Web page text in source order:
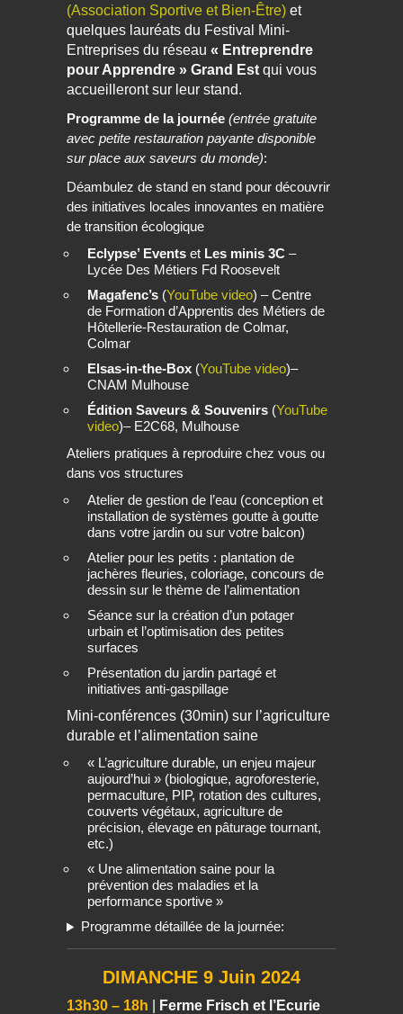
(Association Sportive et Bien-Être) et
quelques lauréats du Festival Mini-
Entreprises du réseau « Entreprendre
pour Apprendre » Grand Est qui vous
accueilleront sur leur stand.
Programme de la journée (entrée gratuite
avec petite restauration payante disponible
sur place aux saveurs du monde):
Déambulez de stand en stand pour découvrir
des initiatives locales innovantes en matière
de transition écologique
Eclypse’ Events et Les minis 3C –
Lycée Des Métiers Fd Roosevelt
Magafenc’s (YouTube video) – Centre
de Formation d’Apprentis des Métiers de
Hôtellerie-Restauration de Colmar,
Colmar
Elsas-in-the-Box (YouTube video)–
CNAM Mulhouse
Édition Saveurs & Souvenirs (YouTube
video)– E2C68, Mulhouse
Ateliers pratiques à reproduire chez vous ou
dans vos structures
Atelier de gestion de l’eau (conception et
installation de systèmes goutte à goutte
dans votre jardin ou sur votre balcon)
Atelier pour les petits : plantation de
jachères fleuries, coloriage, concours de
dessin sur le thème de l’alimentation
Séance sur la création d’un potager
urbain et l’optimisation des petites
surfaces
Présentation du jardin partagé et
initiatives anti-gaspillage
Mini-conférences (30min) sur l’agriculture
durable et l’alimentation saine
« L’agriculture durable, un enjeu majeur
aujourd’hui » (biologique, agroforesterie,
permaculture, PIP, rotation des cultures,
couverts végétaux, agriculture de
précision, élevage en pâturage tournant,
etc.)
« Une alimentation saine pour la
prévention des maladies et la
performance sportive »
Programme détaillée de la journée:
DIMANCHE 9 Juin 2024
13h30 – 18h
Ferme Frisch et l’Ecurie